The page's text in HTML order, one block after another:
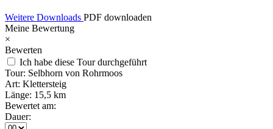
Weitere Downloads PDF downloaden
Meine Bewertung
×
Bewerten
Ich habe diese Tour durchgeführt
Tour: Selbhorn von Rohrmoos
Art: Klettersteig
Länge: 15,5 km
Bewertet am:
Dauer: